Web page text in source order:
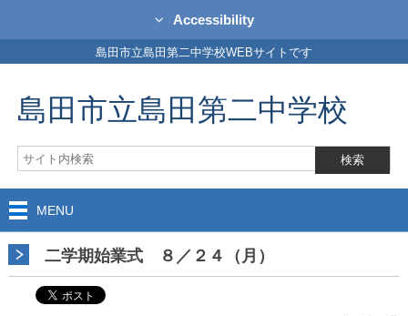
Accessibility
島田市立島田第二中学校WEBサイトです
島田市立島田第二中学校
MENU
二学期始業式 ８／２４（月）